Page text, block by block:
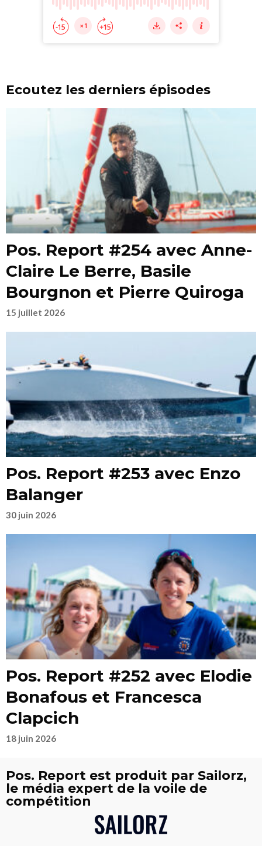
Ecoutez les derniers épisodes
Pos. Report #254 avec Anne-
Claire Le Berre, Basile
Bourgnon et Pierre Quiroga
15 juillet 2026
Pos. Report #253 avec Enzo
Balanger
30 juin 2026
Pos. Report #252 avec Elodie
Bonafous et Francesca
Clapcich
18 juin 2026
Pos. Report est produit par Sailorz,
le média expert de la voile de
compétition